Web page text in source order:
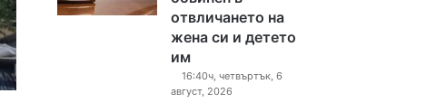
отвличането на
жена си и детето
им
16:40ч, четвъртък, 6
август, 2026